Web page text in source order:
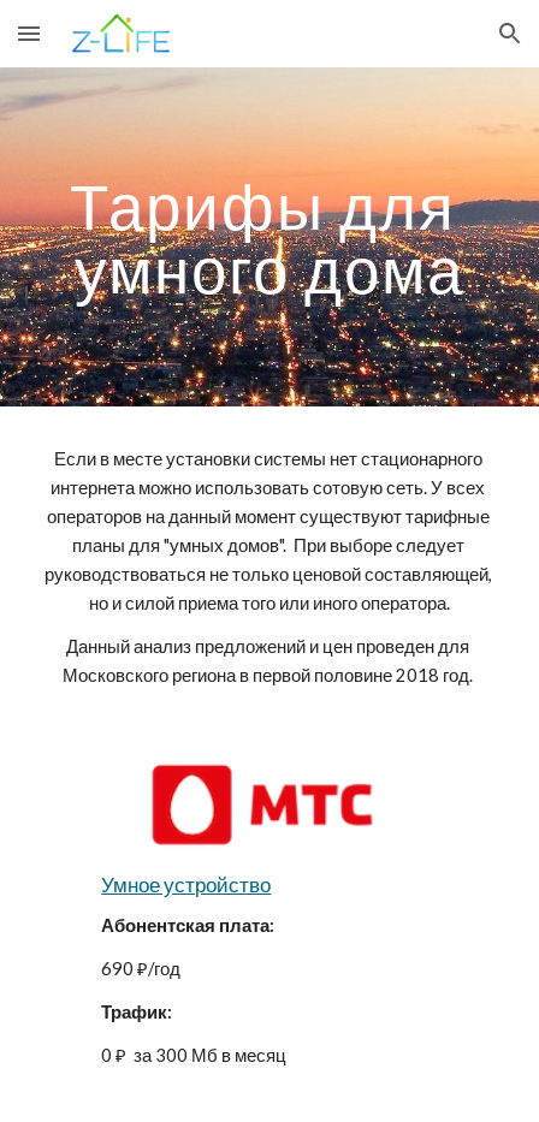
Skip to main content Skip to navigation
Тарифы для
умного дома
Если в месте установки системы нет стационарного
интернета можно использовать сотовую сеть. У всех
операторов на данный момент существуют тарифные
планы для "умных домов".  При выборе следует
руководствоваться не только ценовой составляющей,
но и силой приема того или иного оператора.
Данный анализ предложений и цен проведен для
Московского региона в первой половине 2018 год.
Умное устройство
Абонентская плата:
690 ₽/год
Трафик:
​0 ₽  за 300 Мб в месяц